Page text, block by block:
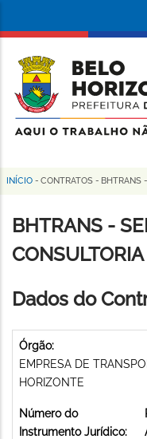
conteúdo
principal
da
Prefeitura
de
Horizonte
Trilha
de
navegação
INÍCIO - CONTRATOS - BHTRANS
BHTRANS -
Dados do
Órgão:
EMPRESA DE
HORIZONTE
Número do
Instrumento Jurídico: